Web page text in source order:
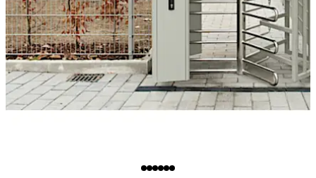
Plantas industriales
Recintos deportivos y de ocio